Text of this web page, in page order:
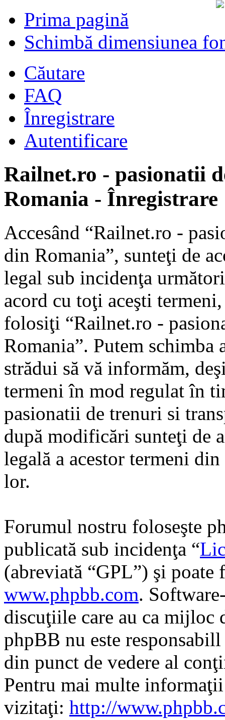
Prima pagină
Schimbă dimensiunea
Căutare
FAQ
Înregistrare
Autentificare
Railnet.ro - pasionatii
Romania - Înregistrare
Accesând “Railnet.ro -
din Romania”, sunteţi de
legal sub incidenţa
acord cu toţi aceşti
folosiţi “Railnet.ro -
Romania”. Putem
strădui să vă informăm,
termeni în mod regulat în
pasionatii de trenuri si
după modificări sunteţi de
legală a acestor termeni
lor.
Forumul nostru foloseşte
publicată sub incidenţa “
(abreviată “GPL”) şi poate
www.phpbb.com.
discuţiile care au ca mijloc
phpBB nu este
din punct de vedere al
Pentru mai multe
vizitaţi: http://